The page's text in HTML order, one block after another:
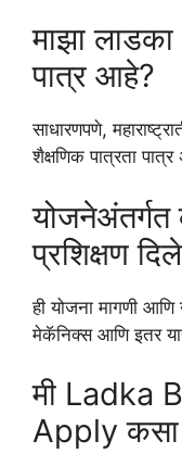
माझा
पात्र आहे?
साधारणपणे,
शैक्षणिक पात्रता
योजनेअंतर्गत
प्रशिक्षण
ही योजना मागणी
मेकॅनिक्स आणि इतर
मी Ladka
Apply